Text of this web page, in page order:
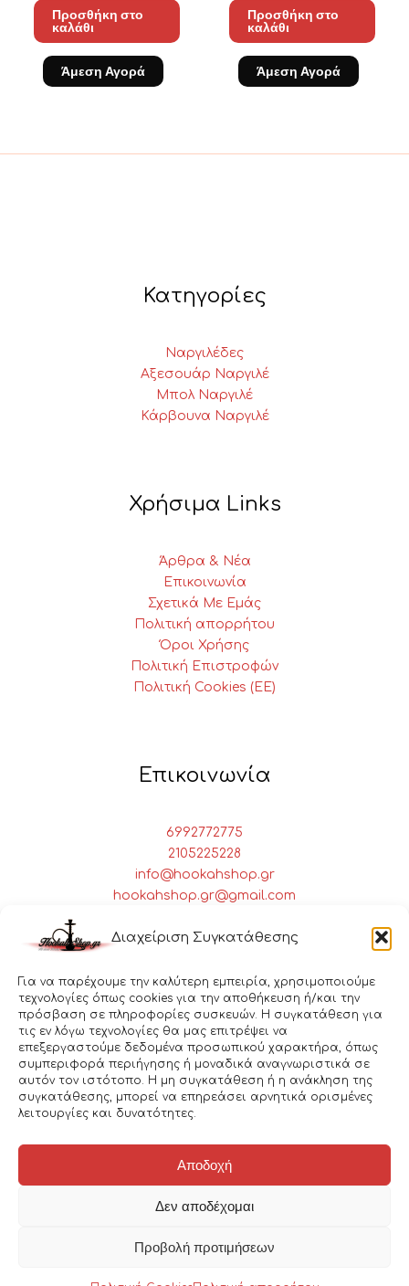
Διαχείριση Συγκατάθεσης
Για να παρέχουμε την καλύτερη εμπειρία, χρησιμοποιούμε
τεχνολογίες όπως cookies για την αποθήκευση ή/και την
πρόσβαση σε πληροφορίες συσκευών. Η συγκατάθεση για
τις εν λόγω τεχνολογίες θα μας επιτρέψει να
επεξεργαστούμε δεδομένα προσωπικού χαρακτήρα, όπως
συμπεριφορά περιήγησης ή μοναδικά αναγνωριστικά σε
αυτόν τον ιστότοπο. Η μη συγκατάθεση ή η ανάκληση της
συγκατάθεσης, μπορεί να επηρεάσει αρνητικά ορισμένες
λειτουργίες και δυνατότητες.
Αποδοχή
Δεν αποδέχομαι
Προβολή προτιμήσεων
Προσθήκη στο
καλάθι
Άμεση Αγορά
Προσθήκη στο
καλάθι
Άμεση Αγορά
Κατηγορίες
Ναργιλέδες
Αξεσουάρ Ναργιλέ
Μπολ Ναργιλέ
Κάρβουνα Ναργιλέ
Χρήσιμα Links
Άρθρα & Νέα
Επικοινωνία
Σχετικά Με Εμάς
Πολιτική απορρήτου
Όροι Χρήσης
Πολιτική Επιστροφών
Πολιτική Cookies (ΕΕ)
Επικοινωνία
6992772775
2105225228
info@hookahshop.gr
hookahshop.gr@gmail.com
Junction.gr